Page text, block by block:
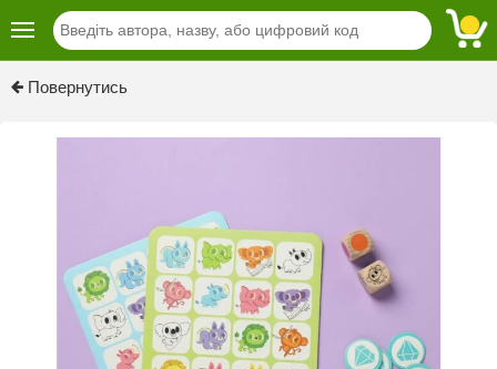
Повернутись